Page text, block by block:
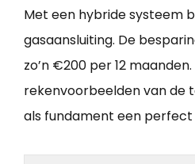
Met een hybride systeem
gasaansluiting. De
zo’n €200 per 12
rekenvoorbeelden van de
als fundament een perfect